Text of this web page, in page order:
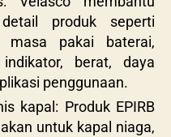
produk seperti
masa pakai baterai,
berat, daya
penggunaan.
kapal: Produk EPIRB
untuk kapal niaga,